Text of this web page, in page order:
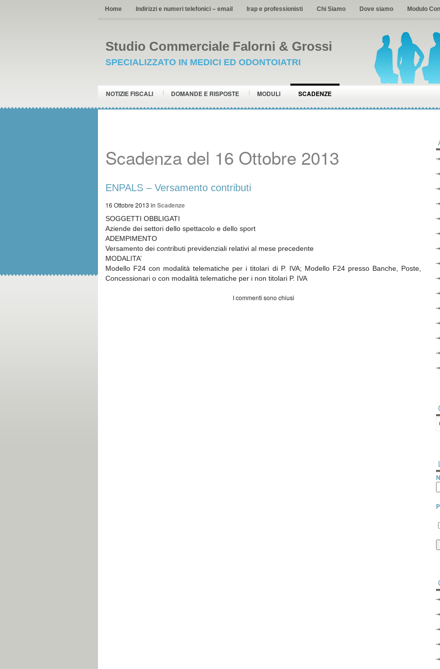
Home Indirizzi e numeri telefonici – email Irap e professionisti Chi Siamo Dove siamo Modulo
Studio Commerciale Falorni & Grossi
SPECIALIZZATO IN MEDICI ED ODONTOIATRI
NOTIZIE FISCALI DOMANDE E RISPOSTE MODULI SCADENZE
Scadenza del 16 Ottobre 2013
ENPALS – Versamento contributi
16 Ottobre 2013 in Scadenze
SOGGETTI OBBLIGATI
Aziende dei settori dello spettacolo e dello sport
ADEMPIMENTO
Versamento dei contributi previdenziali relativi al mese precedente
MODALITA’
Modello F24 con modalità telematiche per i titolari di P. IVA; Modello F24 presso Banche, Poste,
Concessionari o con modalità telematiche per i non titolari P. IVA
I commenti sono chiusi